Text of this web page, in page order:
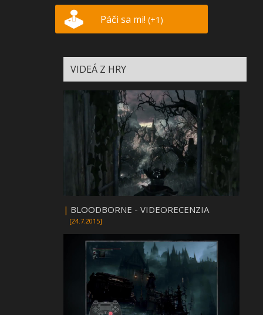
Páči sa mi! (+1)
VIDEÁ Z HRY
| BLOODBORNE - VIDEORECENZIA
[24.7.2015]